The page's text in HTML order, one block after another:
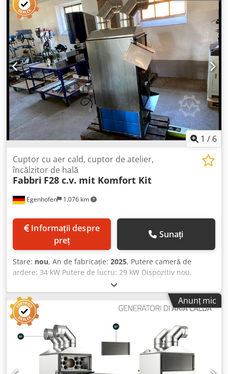
1 / 6
Egenhofen 1.076 km
Cuptor cu aer cald, cuptor de atelier,
încălzitor de hală
Fabbri F28 c.v. mit Komfort Kit
preț
Sunați
Stare: nou, An de fabricație: 2025, Putere cameră de
ardere: 34 kW Putere de lucru: 29 kW Dispozitiv nou,
ambalaj original: Da Ventilator aer cald, ventilator gaze
arse, sistem de control cu afișaj digital: inclus Conducte de
distribuție aer cald: 2 x 180 mm cu 2 coturi pivotante
detașabile Filtru de admisie / filtru de aer proaspăt: filtru
de admisie de suprafață mare fără pierderi de putere /
inclus Diametru evacuare gaze ardere: 160 mm Lungime
cameră de ardere: 500 mm Lățime cameră de ardere: 400
mm Înălțime cameră de ardere: 590 mm Debit de aer: 2200
m³/h Consum de energie: 400W Proiectat pentru volum
Anunț mic